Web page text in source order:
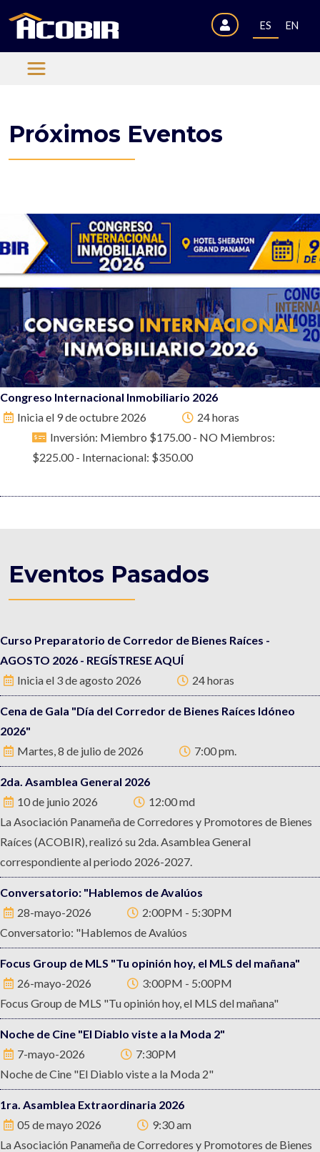
ES EN
Próximos Eventos
Congreso Internacional Inmobiliario 2026
Inicia el 9 de octubre 2026
24 horas
Inversión: Miembro $175.00 - NO Miembros:
$225.00 - Internacional: $350.00
Eventos Pasados
Curso Preparatorio de Corredor de Bienes Raíces -
AGOSTO 2026 - REGÍSTRESE AQUÍ
Inicia el 3 de agosto 2026
24 horas
Cena de Gala "Día del Corredor de Bienes Raíces Idóneo
2026"
Martes, 8 de julio de 2026
7:00 pm.
2da. Asamblea General 2026
10 de junio 2026
12:00 md
La Asociación Panameña de Corredores y Promotores de Bienes
Raíces (ACOBIR), realizó su 2da. Asamblea General
correspondiente al periodo 2026-2027.
Conversatorio: "Hablemos de Avalúos
28-mayo-2026
2:00PM - 5:30PM
Conversatorio: "Hablemos de Avalúos
Focus Group de MLS "Tu opinión hoy, el MLS del mañana"
26-mayo-2026
3:00PM - 5:00PM
Focus Group de MLS "Tu opinión hoy, el MLS del mañana"
Noche de Cine "El Diablo viste a la Moda 2"
7-mayo-2026
7:30PM
Noche de Cine "El Diablo viste a la Moda 2"
1ra. Asamblea Extraordinaria 2026
05 de mayo 2026
9:30 am
La Asociación Panameña de Corredores y Promotores de Bienes